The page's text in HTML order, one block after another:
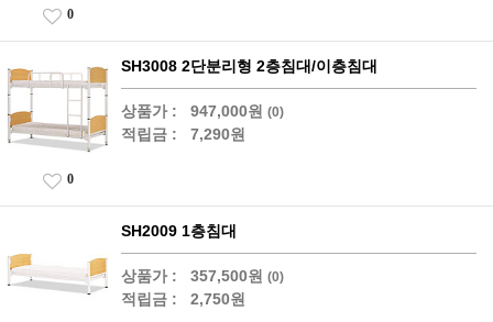
0
SH3008 2단분리형 2층침대/이층침대
상품가 : 947,000원 (0)
적립금 : 7,290원
0
SH2009 1층침대
상품가 : 357,500원 (0)
적립금 : 2,750원